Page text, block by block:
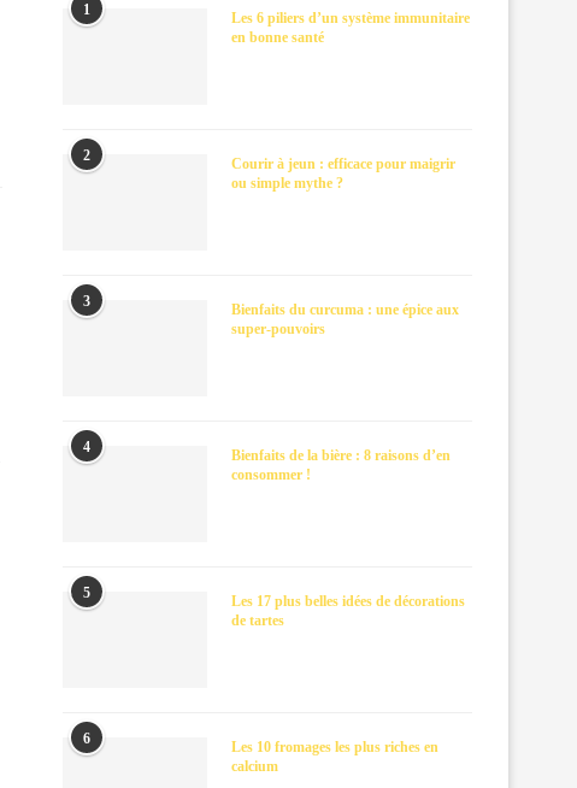
1
Les 6 piliers d’un système immunitaire
en bonne santé
2
Courir à jeun : efficace pour maigrir
ou simple mythe ?
3
Bienfaits du curcuma : une épice aux
super-pouvoirs
4
Bienfaits de la bière : 8 raisons d’en
consommer !
5
Les 17 plus belles idées de décorations
de tartes
6
Les 10 fromages les plus riches en
calcium